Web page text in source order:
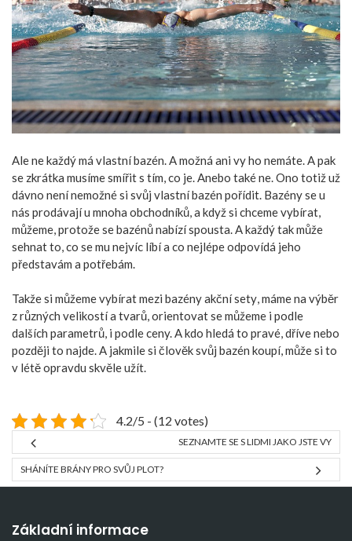
Ale ne každý má vlastní bazén. A možná ani vy ho nemáte. A pak
se zkrátka musíme smířit s tím, co je. Anebo také ne. Ono totiž už
dávno není nemožné si svůj vlastní bazén pořídit. Bazény se u
nás prodávají u mnoha obchodníků, a když si chceme vybírat,
můžeme, protože se bazénů nabízí spousta. A každý tak může
sehnat to, co se mu nejvíc líbí a co nejlépe odpovídá jeho
představám a potřebám.
Takže si můžeme vybírat mezi bazény akční sety, máme na výběr
z různých velikostí a tvarů, orientovat se můžeme i podle
dalších parametrů, i podle ceny. A kdo hledá to pravé, dříve nebo
později to najde. A jakmile si člověk svůj bazén koupí, může si to
v létě opravdu skvěle užít.
4.2/5 - (12 votes)
SEZNAMTE SE S LIDMI JAKO JSTE VY
SHÁNÍTE BRÁNY PRO SVŮJ PLOT?
Základní informace